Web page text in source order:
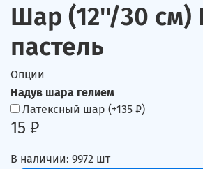
Шар (12''/30 см)
пастель
Опции
Надув шара гелием
Латексный шар (+135 ₽)
15 ₽
В наличии: 9972 шт